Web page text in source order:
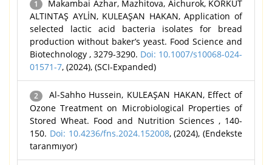
1
Makambai Azhar, Mazhitova, Aichurok, KORKUT
ALTINTAŞ AYLİN, KULEAŞAN HAKAN, Application of
selected lactic acid bacteria isolates for bread
production without baker’s yeast. Food Science and
Biotechnology , 3279-3290. Doi: 10.1007/s10068-024-
01571-7, (2024), (SCI-Expanded)
2
Al-Sahho Hussein, KULEAŞAN HAKAN, Effect of
Ozone Treatment on Microbiological Properties of
Stored Wheat. Food and Nutrition Sciences , 140-
150. Doi: 10.4236/fns.2024.152008, (2024), (Endekste
taranmıyor)